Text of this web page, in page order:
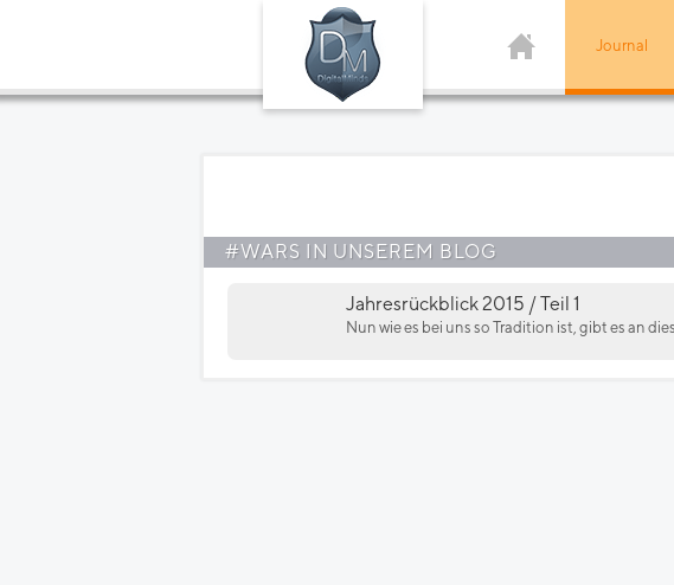
Journal
#WARS IN UNSEREM BLOG
Jahresrückblick 2015 / Teil 1
Nun wie es bei uns so Tradition ist, gibt es an